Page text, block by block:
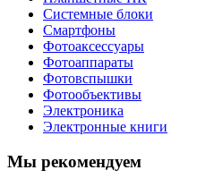
Системные блоки
Смартфоны
Фотоаксессуары
Фотоаппараты
Фотовспышки
Фотообъективы
Электроника
Электронные книги
Мы рекомендуем